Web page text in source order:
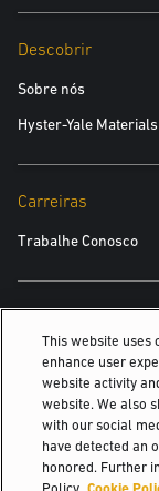
Descobrir
Sobre nós
Hyster-Yale
Carreiras
Trabalhe Conosco
Treinamento de
Treinamento de
Treinamento de
This website uses
enhance user
website activity
website. We also
with our social
have detected an
honored. Further